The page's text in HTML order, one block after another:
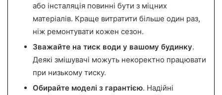
або інсталяція повинні бути з міцних
матеріалів. Краще витратити більше один раз,
ніж ремонтувати кожен сезон.
Зважайте на тиск води у вашому будинку.
Деякі змішувачі можуть некоректно працювати
при низькому тиску.
Обирайте моделі з гарантією. Надійні